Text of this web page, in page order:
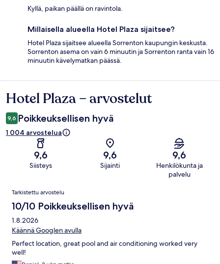
Kyllä, paikan päällä on ravintola.
Millaisella alueella Hotel Plaza sijaitsee?
Hotel Plaza sijaitsee alueella Sorrenton kaupungin keskusta.
Sorrenton asema on vain 6 minuutin ja Sorrenton ranta vain 16
minuutin kävelymatkan päässä.
Arvostelut
Hotel Plaza – arvostelut
9,6 Poikkeuksellisen hyvä
1 004 arvostelua
9,6
Siisteys
9,6
Sijainti
9,6
Henkilökunta ja
palvelu
Arvostelut
Tarkistettu arvostelu
10/10 Poikkeuksellisen hyvä
1.8.2026
Käännä Googlen avulla
Perfect location, great pool and air conditioning worked very
well!